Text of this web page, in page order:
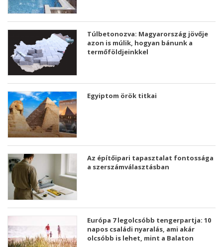
Túlbetonozva: Magyarország jövője
azon is múlik, hogyan bánunk a
termőföldjeinkkel
Egyiptom örök titkai
Az építőipari tapasztalat fontossága
a szerszámválasztásban
Európa 7 legolcsóbb tengerpartja: 10
napos családi nyaralás, ami akár
olcsóbb is lehet, mint a Balaton